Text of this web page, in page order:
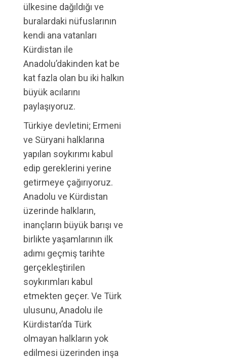
ülkesine dağıldığı ve
buralardaki nüfuslarının
kendi ana vatanları
Kürdistan ile
Anadolu’dakinden kat be
kat fazla olan bu iki halkın
büyük acılarını
paylaşıyoruz.
Türkiye devletini; Ermeni
ve Süryani halklarına
yapılan soykırımı kabul
edip gereklerini yerine
getirmeye çağırıyoruz.
Anadolu ve Kürdistan
üzerinde halkların,
inançların büyük barışı ve
birlikte yaşamlarının ilk
adımı geçmiş tarihte
gerçekleştirilen
soykırımları kabul
etmekten geçer. Ve Türk
ulusunu, Anadolu ile
Kürdistan’da Türk
olmayan halkların yok
edilmesi üzerinden inşa